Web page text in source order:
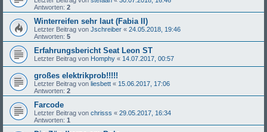
Antworten: 2
Winterreifen sehr laut (Fabia II)
Letzter Beitrag von Jschreiber « 24.05.2018, 19:46
Antworten: 5
Erfahrungsbericht Seat Leon ST
Letzter Beitrag von Homphy « 14.07.2017, 00:57
großes elektrikprob!!!!!
Letzter Beitrag von liesbett « 15.06.2017, 17:06
Antworten: 2
Farcode
Letzter Beitrag von chrisss « 29.05.2017, 16:34
Antworten: 1